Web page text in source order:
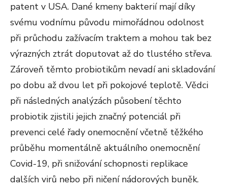
patent v USA. Dané kmeny bakterií mají díky
svému vodnímu původu mimořádnou odolnost
při průchodu zažívacím traktem a mohou tak bez
výrazných ztrát doputovat až do tlustého střeva.
Zároveň těmto probiotikům nevadí ani skladování
po dobu až dvou let při pokojové teplotě. Vědci
při následných analýzách působení těchto
probiotik zjistili jejich značný potenciál při
prevenci celé řady onemocnění včetně těžkého
průběhu momentálně aktuálního onemocnění
Covid-19, při snižování schopnosti replikace
dalších virů nebo při ničení nádorových buněk.